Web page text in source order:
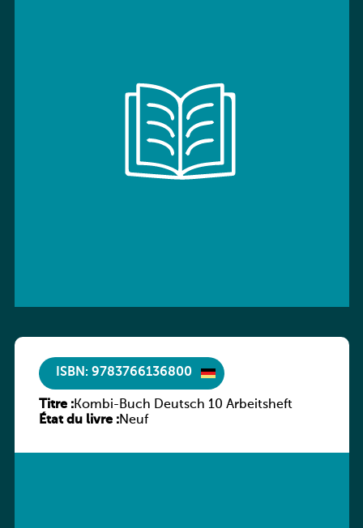
ISBN: 9783766136800
Titre :Kombi-Buch Deutsch 10 Arbeitsheft
État du livre :Neuf